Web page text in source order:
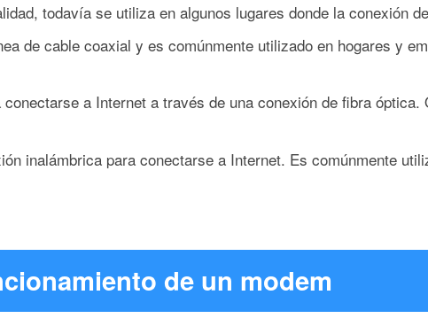
todavía se utiliza en algunos lugares donde la conexión
de cable coaxial y es comúnmente utilizado en hogares y
a Internet a través de una conexión de fibra
inalámbrica para conectarse a Internet. Es comúnmente
de un modem